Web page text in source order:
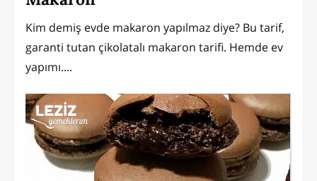
Kim demiş evde makaron yapılmaz diye? Bu tarif,
garanti tutan çikolatalı makaron tarifi. Hemde ev
yapımı....